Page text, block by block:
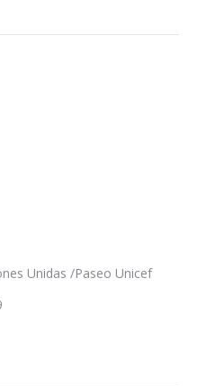
Unidas /Paseo Unicef